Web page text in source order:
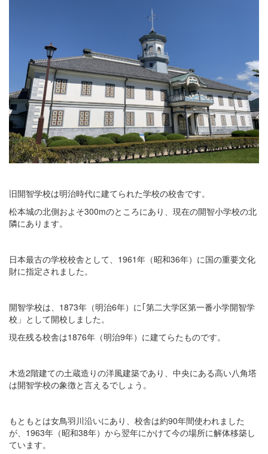
旧開智学校は明治時代に建てられた学校の校舎です。
松本城の北側およそ300mのところにあり、現在の開智小学校の北
隣にあります。
日本最古の学校校舎として、1961年（昭和36年）に国の重要文化
財に指定されました。
開智学校は、1873年（明治6年）に｢第二大学区第一番小学開智学
校」として開校しました。
現在残る校舎は1876年（明治9年）に建てらたものです。
木造2階建ての土蔵造りの洋風建築であり、中央にある高い八角塔
は開智学校の象徴と言えるでしょう。
もともとは女鳥羽川沿いにあり、校舎は約90年間使われました
が、1963年（昭和38年）から翌年にかけて今の場所に解体移築し
ています。